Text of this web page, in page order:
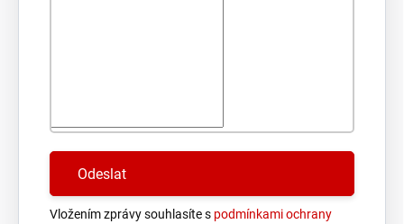
Vložením zprávy souhlasíte s podmínkami ochrany